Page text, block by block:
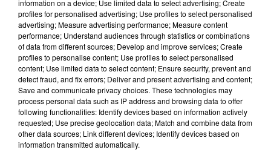
DERNIERS TITRES
20h05
20h05
information on a device; Use limited data to select advertising; Create
profiles for personalised advertising; Use profiles to select personalised
advertising; Measure advertising performance; Measure content
performance; Understand audiences through statistics or combinations
of data from different sources; Develop and improve services; Create
profiles to personalise content; Use profiles to select personalised
content; Use limited data to select content; Ensure security, prevent and
detect fraud, and fix errors; Deliver and present advertising and content;
Save and communicate privacy choices. These technologies may
process personal data such as IP address and browsing data to offer
following functionalities: Identify devices based on information actively
requested; Use precise geolocation data; Match and combine data from
other data sources; Link different devices; Identify devices based on
information transmitted automatically.